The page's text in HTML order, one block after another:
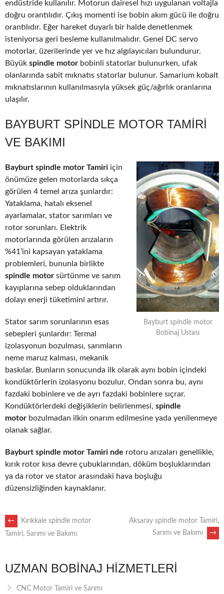
endüstride kullanılır. Motorun dairesel hızı uygulanan voltajla
doğru orantılıdır. Çıkış momenti ise bobin akım gücü ile doğru
orantılıdır. Eğer hareket duyarlı bir halde denetlenmek
isteniyorsa geri besleme kullanılmalıdır. Genel DC servo
motorlar, üzerilerinde yer ve hız algılayıcıları bulundurur.
Büyük spindle motor bobinli statorlar bulunurken, ufak
olanlarında sabit mıknatıs statorlar bulunur. Samarium kobalt
mıknatıslarının kullanılmasıyla yüksek güç/ağırlık oranlarına
ulaşılır.
BAYBURT SPINDLE MOTOR TAMIRI
VE BAKIMI
Bayburt spindle motor
Bobinaj Ustası
Bayburt spindle motor Tamiri için
önümüze gelen motorlarda sıkça
görülen 4 temel arıza şunlardır:
Yataklama, hatalı eksenel
ayarlamalar, stator sarımları ve
rotor sorunları. Elektrik
motorlarında görülen arızaların
%41’ini kapsayan yataklama
problemleri, bununla birlikte
spindle motor sürtünme ve sarım
kayıplarına sebep olduklarından
dolayı enerji tüketimini artırır.
Stator sarım sorunlarının esas
sebepleri şunlardır: Termal
izolasyonun bozulması, sarımların
neme maruz kalması, mekanik
baskılar. Bunların sonucunda ilk olarak aynı bobin içindeki
kondüktörlerin izolasyonu bozulur. Ondan sonra bu, aynı
fazdaki bobinlere ve de ayrı fazdaki bobinlere sıçrar.
Kondüktörlerdeki değişiklerin belirlenmesi, spindle
motor bozulmadan ilkin onarım edilmesine yada yenilenmeye
olanak sağlar.
Bayburt spindle motor Tamiri nde rotoru arızaları genellikle,
kırık rotor kısa devre çubuklarından, döküm boşluklarından
ya da rotor ve stator arasındaki hava boşluğu
düzensizliğinden kaynaklanır.
POST
←
Kırıkkale spindle motor
Tamiri, Sarımı ve Bakımı
Aksaray spindle motor Tamiri,
Sarımı ve Bakımı
→
UZMAN BOBINAJ HIZMETLERI
CNC Motor Tamiri ve Sarımı